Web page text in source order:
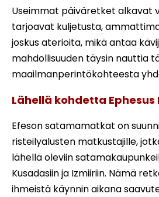
Useimmat päiväretket alkavat
tarjoavat kuljetusta,
joskus aterioita, mikä antaa
mahdollisuuden täysin nauttia
maailmanperintökohteesta
Lähellä kohdetta Ephesus
Efeson satamamatkat on
risteilyalusten matkustajille,
lähellä oleviin
Kusadasiin ja Izmiiriin. Nämä
ihmeistä käynnin aikana